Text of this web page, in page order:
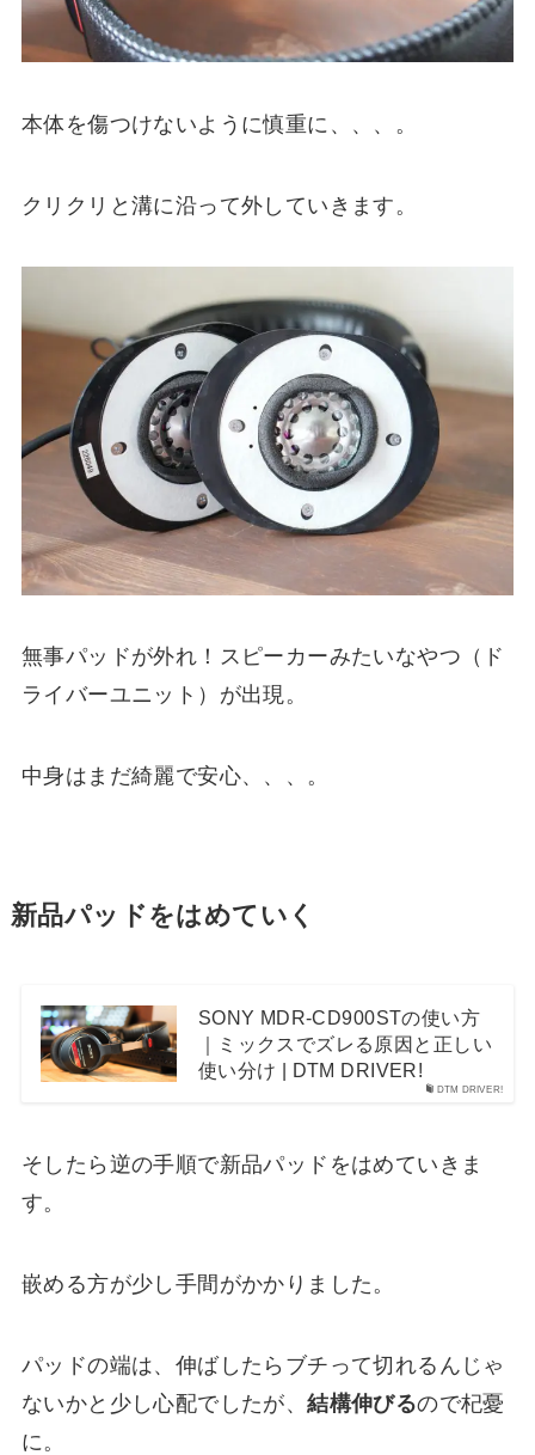
本体を傷つけないように慎重に、、、。
クリクリと溝に沿って外していきます。
無事パッドが外れ！スピーカーみたいなやつ（ド
ライバーユニット）が出現。
中身はまだ綺麗で安心、、、。
新品パッドをはめていく
DTM DRIVER!
SONY MDR-CD900STの使い方
｜ミックスでズレる原因と正しい
使い分け | DTM DRIVER!
そしたら逆の手順で新品パッドをはめていきま
す。
嵌める方が少し手間がかかりました。
パッドの端は、伸ばしたらブチって切れるんじゃ
ないかと少し心配でしたが、結構伸びるので杞憂
に。